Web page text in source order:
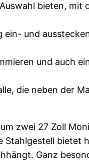
bieten, mit
und
und auch
die neben der
zwei 27 Zoll
bietet
Ganz